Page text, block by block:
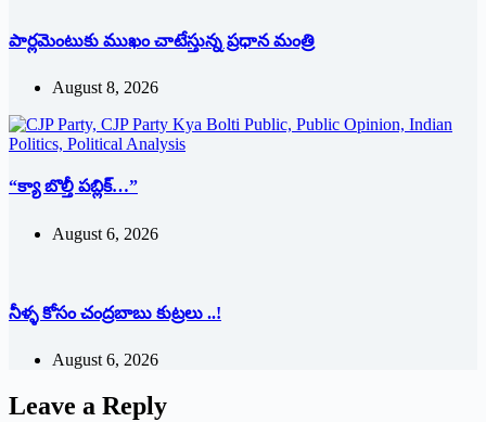
పార్లమెంటుకు ముఖం చాటేస్తున్న ప్రధాన మంత్రి
August 8, 2026
“క్యా బొల్తీ పబ్లిక్…”
August 6, 2026
నీళ్ళ కోసం చంద్రబాబు కుట్రలు ..!
August 6, 2026
Leave a Reply